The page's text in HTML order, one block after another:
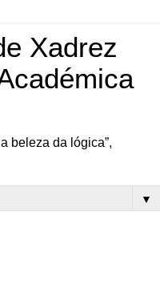
Xadrez
beleza da lógica”,
▼